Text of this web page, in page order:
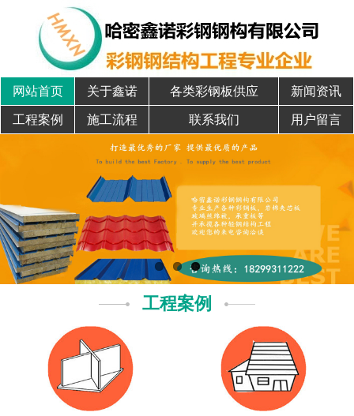
网站首页 关于鑫诺 各类彩钢板供应 新闻资讯
工程案例 施工流程 联系我们 用户留言
工程案例